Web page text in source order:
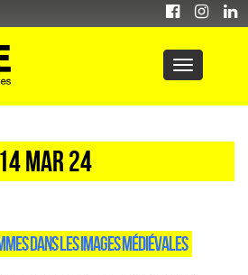
Mar 24
DANS LES IMAGES MÉDIÉVALES